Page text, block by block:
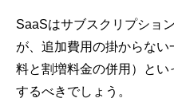
SaaSはサブスクリプショ
が、追加費用の掛からな
料と割増料金の併用）と
するべきでしょう。